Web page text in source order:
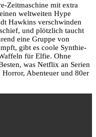
Zeitmaschine mit extra
weltweiten Hype
Hawkins verschwinden
und plötzlich taucht
eine Gruppe von
gibt es coole Synthie-
für Elfie. Ohne
was Netflix an Serien
Abenteuer und 80er